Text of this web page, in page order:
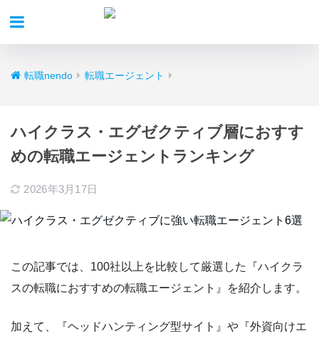
転職nendo 転職エージェント
ハイクラス・エグゼクティブ層におすす
めの転職エージェントランキング
2026年3月17日
この記事では、100社以上を比較して厳選した
『ハイクラ
スの転職におすすめの転職エージェント』
を紹介します。
加えて、『ヘッドハンティング型サイト』 や『外資向けエ